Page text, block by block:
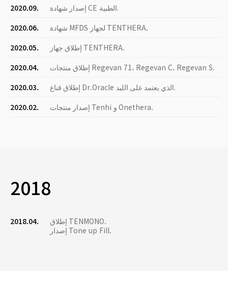
2020.09.
إصدار شهادة CE الطبية.
2020.06.
شهادة MFDS لجهاز TENTHERA.
2020.05.
إطلاق جهاز TENTHERA.
2020.04.
إطلاق منتجات Regevan 71، Regevan C، Regevan S.
2020.03.
إطلاق قناع Dr.Oracle الذي يعتمد على الليد.
2020.02.
إصدار منتجات Tenhi و Onethera.
2018
2018.04.
إطلاق TENMONO.
إصدار Tone up Fill.